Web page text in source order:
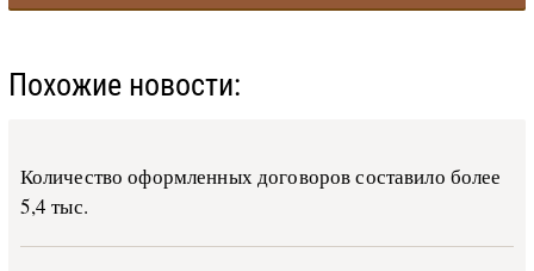
Похожие новости:
Количество оформленных договоров составило более
5,4 тыс.